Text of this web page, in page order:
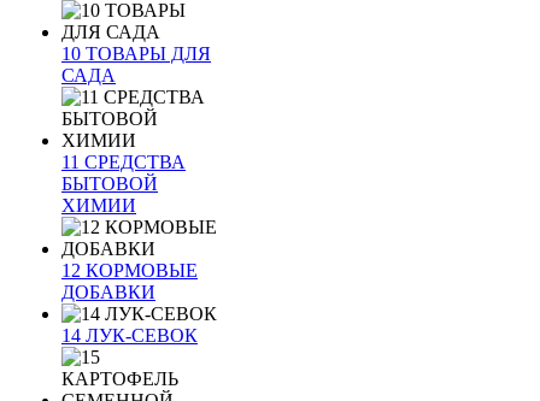
10 ТОВАРЫ ДЛЯ
САДА
11 СРЕДСТВА
БЫТОВОЙ
ХИМИИ
12 КОРМОВЫЕ
ДОБАВКИ
14 ЛУК-СЕВОК